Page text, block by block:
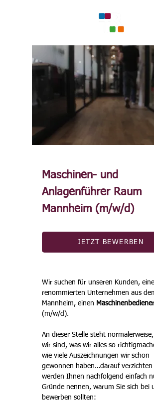
Maschinen- und
Anlagenführer Raum
Mannheim (m/w/d)
JETZT BEWERBEN
Wir suchen für unseren Kunden,
renommierten Unternehmen aus
Mannheim, einen
(m/w/d).
An dieser Stelle steht
wir sind, was wir alles so
wie viele Auszeichnungen wir schon
gewonnen haben…darauf verzichten
werden Ihnen nachfolgend einfach
Gründe nennen, warum Sie sich bei
bewerben sollten: